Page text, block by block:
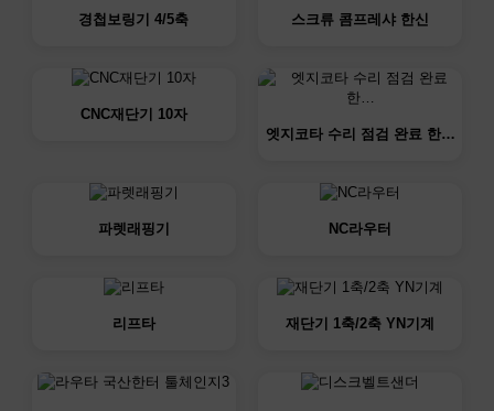
경첩보링기 4/5축 스크류 콤프레샤 한신
CNC재단기 10자
엣지코타 수리 점검 완료 한…
파렛래핑기 NC라우터
리프타 재단기 1축/2축 YN기계